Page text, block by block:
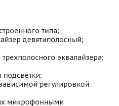
типа;
девятиполосный;
эквалайзера;
регулировкой
микрофонными